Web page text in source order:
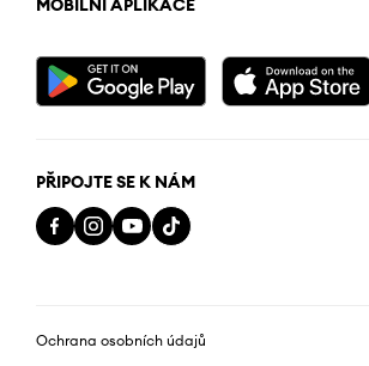
MOBILNÍ APLIKACE
PŘIPOJTE SE K NÁM
Ochrana osobních údajů